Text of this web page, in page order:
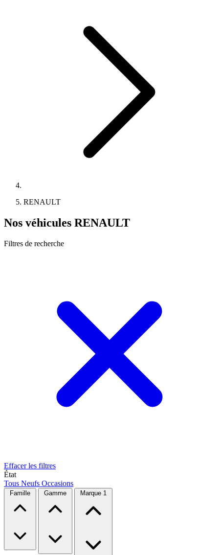
RENAULT
Nos véhicules RENAULT
Filtres de recherche
Effacer les filtres
État
Tous Neufs Occasions
Famille Gamme Marque 1